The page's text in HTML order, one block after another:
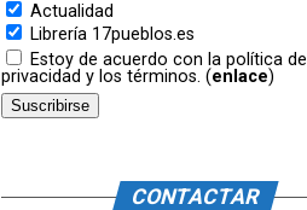
Actualidad
Librería 17pueblos.es
Estoy de acuerdo con la política de
privacidad y los términos. (enlace)
CONTACTAR